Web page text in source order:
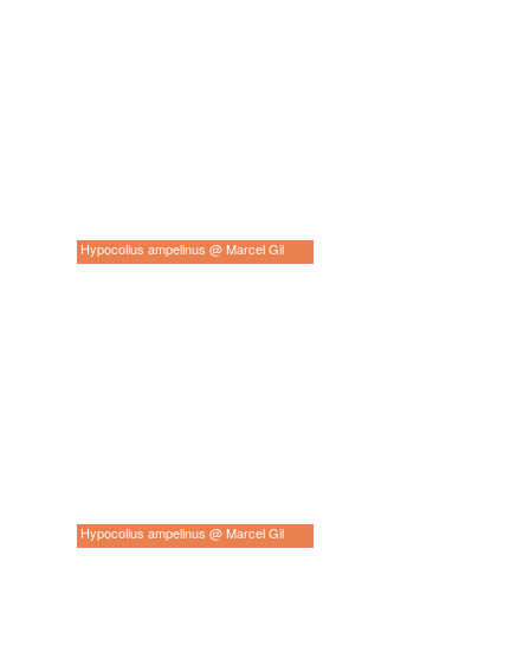
Hypocolius ampelinus @ Marcel Gil
Hypocolius ampelinus @ Marcel Gil